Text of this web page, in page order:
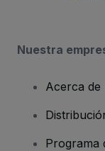
Nuestra
Acerca de
Programa